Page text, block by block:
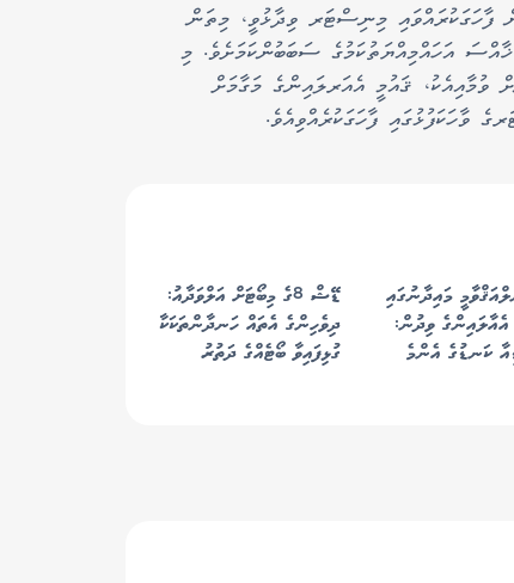
10 ވަރަކަށް އަހަރު ނެގިކަން ފާހަގަކުރައްވައި މިނިސްޓަރ ވިދާޅުވީ، މިތަން
އަހައްމިއްޔަތުކަމުގެ ސަބަބުންކަމަށެވެ. މި
ޤައުމީ އެއަރލައިންގެ މަގާމަށް
ވާހަކަފުޅުގައި ފާހަގަކުރެއްވިއެވެ.
މައިދާނުގައި
އެއާލައިންގެ ވިދުން:
ކަނޑުގެ އެންމެ
ޑޭޝް 8ގެ މިބޯޓަށް އަލްވަދާއު:
ދިވެހިންގެ އެތައް ހަނދާންތަކަކާ
ގުޅިފައިވާ ބޯޓެއްގެ ދަތުރު